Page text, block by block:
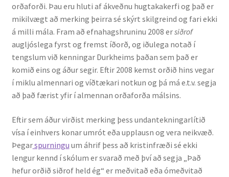
Önnur ritverk
Ritrýndar greinar
Óritrýnt fræðilegt efni
Málfarspistlar
Fræðilegir fyrirlestrar
Ýmis erindi
orðaforði. Þau eru hluti af ákveðnu hugtakakerfi og það er
mikilvægt að merking þeirra sé skýrt skilgreind og fari ekki
á milli mála. Fram að efnahagshruninu 2008 ersiðrof
augljóslega fyrst og fremst íðorð, og iðulega notað í
tengslum við kenningar Durkheims þaðan sem það er
komið eins og áður segir. Eftir 2008 kemst orðið hins vegar
í miklu almennari og víðtækari notkun og þá má e.t.v. segja
að það færist yfir í almennan orðaforða málsins.
Eftir sem áður virðist merking þess undantekningarlítið
vísa í einhvers konar umrót eða upplausn og vera neikvæð.
Þegarspurningu um áhrif þess að kristinfræði sé ekki
lengur kennd í skólum er svarað með því að segja „Það
hefur orðið siðrof held ég“ er meðvitað eða ómeðvitað